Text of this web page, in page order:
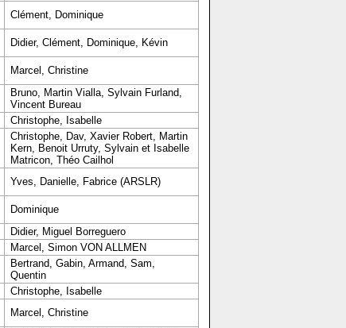
Clément, Dominique
Didier, Clément, Dominique, Kévin
Marcel, Christine
Bruno, Martin Vialla, Sylvain Furland,
Vincent Bureau
Christophe, Isabelle
Christophe, Dav, Xavier Robert, Martin
Kern, Benoit Urruty, Sylvain et Isabelle
Matricon, Théo Cailhol
Yves, Danielle, Fabrice (ARSLR)
Dominique
Didier, Miguel Borreguero
Marcel, Simon VON ALLMEN
Bertrand, Gabin, Armand, Sam,
Quentin
Christophe, Isabelle
Marcel, Christine